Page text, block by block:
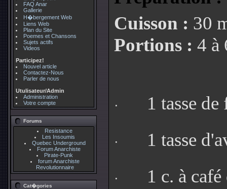
FAQ Anar
Gallerie
H�bergement Web
Liens Web
Plan du Site
Poemes et Chansons
Sujets actifs
Videos
Participez!
Nouvel article
Contactez-Nous
Parler de nous
Utulisateur/Admin
Administration
Votre compte
Forums
Resistance
Les Insoumis
Quebec Underground
Forum Anarchiste
Pirate-Punk
forum Anarchiste
Revolutionnaire
Cat�gories
Cuisson : 30
Portions : 4 à
· 1 tasse de
· 1 tasse
· 1 c. à